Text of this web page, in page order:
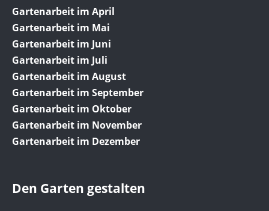
Gartenarbeit im April
Gartenarbeit im Mai
Gartenarbeit im Juni
Gartenarbeit im Juli
Gartenarbeit im August
Gartenarbeit im September
Gartenarbeit im Oktober
Gartenarbeit im November
Gartenarbeit im Dezember
Den Garten gestalten